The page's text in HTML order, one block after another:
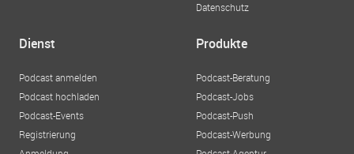
Datenschutz
Dienst
Podcast anmelden
Podcast hochladen
Podcast-Events
Registrierung
Produkte
Podcast-Beratung
Podcast-Jobs
Podcast-Push
Podcast-Werbung